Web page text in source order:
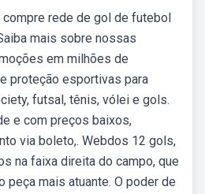
rede de gol de futebol
mais sobre nossas
em milhões de
proteção esportivas para
futsal, tênis, vólei e gols.
e com preços baixos,
via boleto,. Webdos 12 gols,
na faixa direita do campo, que
peça mais atuante. O poder de